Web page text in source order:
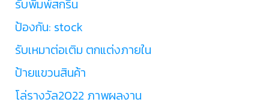
รับพิมพ์สกรีน
ป้องกัน: stock
รับเหมาต่อเติม ตกแต่งภายใน
ป้ายแขวนสินค้า
โล่รางวัล2022 ภาพผลงาน